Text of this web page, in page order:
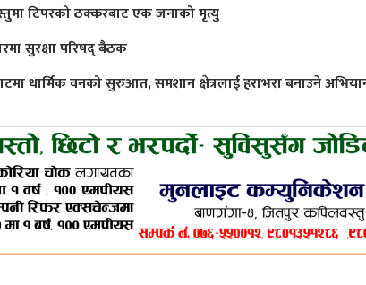
टिपरको ठक्करबाट एक जनाको मृत्यु
सुरक्षा परिषद् बैठक
धार्मिक वनको सुरुआत, समशान क्षेत्रलाई हराभरा बनाउने